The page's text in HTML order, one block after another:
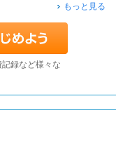
もっと見る
録など様々な